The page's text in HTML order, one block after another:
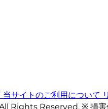
当サイトのご利用について
Rights Reserved. ※ 損害